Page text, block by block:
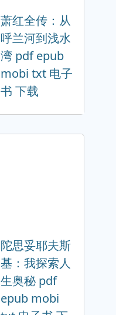
萧红全传：从
呼兰河到浅水
湾 pdf epub
mobi txt 电子
书 下载
陀思妥耶夫斯
基：我探索人
生奥秘 pdf
epub mobi